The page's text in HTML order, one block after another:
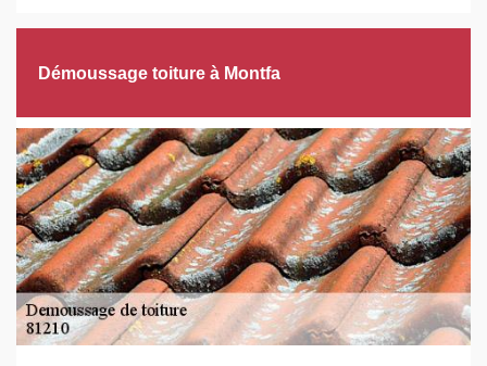
Démoussage toiture à Montfa